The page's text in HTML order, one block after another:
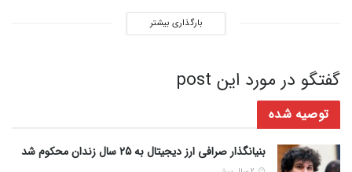
بارگذاری بیشتر
گفتگو در مورد این post
توصیه شده
بنیانگذار صرافی ارز دیجیتال به 25 سال زندان محکوم شد